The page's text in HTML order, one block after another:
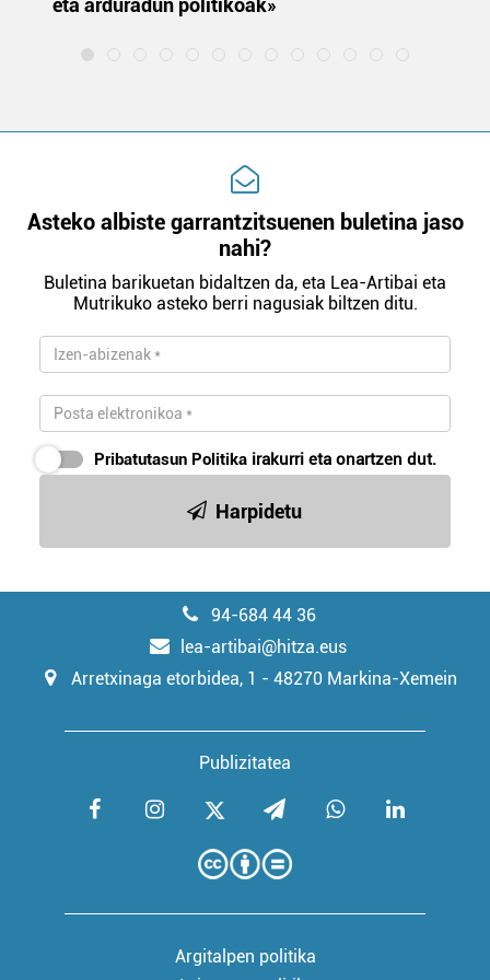
eta arduradun politikoak»
Asteko albiste garrantzitsuenen buletina jaso
nahi?
Buletina barikuetan bidaltzen da, eta Lea-Artibai eta
Mutrikuko asteko berri nagusiak biltzen ditu.
Pribatutasun Politika irakurri eta onartzen dut.
Harpidetu
94-684 44 36
lea-artibai@hitza.eus
Arretxinaga etorbidea, 1 - 48270 Markina-Xemein
Publizitatea
Argitalpen politika